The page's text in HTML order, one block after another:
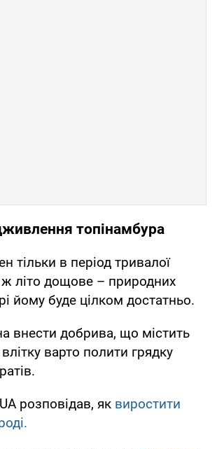
топінамбура
тільки в період тривалої
літо дощове – природних
йому буде цілком достатньо.
внести добрива, що містить
влітку варто полити грядку
розповідав, як виростити